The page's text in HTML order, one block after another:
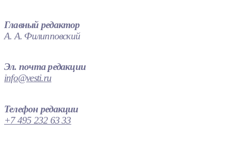
Главный редактор
А. А. Филипповский
Эл. почта редакции
info@vesti.ru
Телефон редакции
+7 495 232 63 33